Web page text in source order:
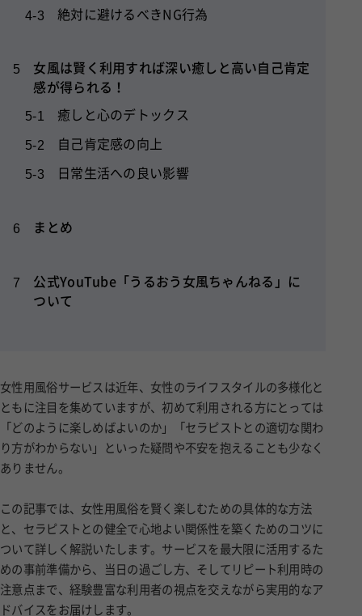
4-3 絶対に避けるべきNG行為
5
女風は賢く利用すれば深い癒しと高い自己肯定
感が得られる！
5-1 癒しと心のデトックス
5-2 自己肯定感の向上
5-3 日常生活への良い影響
6 まとめ
7
公式YouTube「うるおう女風ちゃんねる」に
ついて
女性用風俗サービスは近年、女性のライフスタイルの多様化と
ともに注目を集めていますが、初めて利用される方にとっては
「どのように楽しめばよいのか」「セラピストとの適切な関わ
り方がわからない」といった疑問や不安を抱えることも少なく
ありません。
この記事では、女性用風俗を賢く楽しむための具体的な方法
と、セラピストとの健全で心地よい関係性を築くためのコツに
ついて詳しく解説いたします。サービスを最大限に活用するた
めの事前準備から、当日の過ごし方、そしてリピート利用時の
注意点まで、経験豊富な利用者の視点を交えながら実用的なア
ドバイスをお届けします。